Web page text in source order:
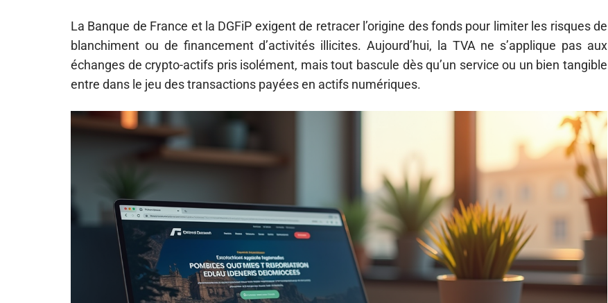
La Banque de France et la DGFiP exigent de retracer l’origine des fonds pour limiter les risques de
blanchiment ou de financement d’activités illicites. Aujourd’hui, la TVA ne s’applique pas aux
échanges de crypto-actifs pris isolément, mais tout bascule dès qu’un service ou un bien tangible
entre dans le jeu des transactions payées en actifs numériques.